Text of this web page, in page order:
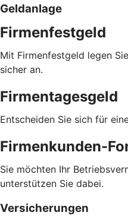
Geldanlage
Firmenfestgeld
Mit Firmenfestgeld legen
sicher an.
Firmentagesgeld
Entscheiden Sie sich für
Firmenkunden-
Sie möchten Ihr
unterstützen Sie dabei.
Versicherungen